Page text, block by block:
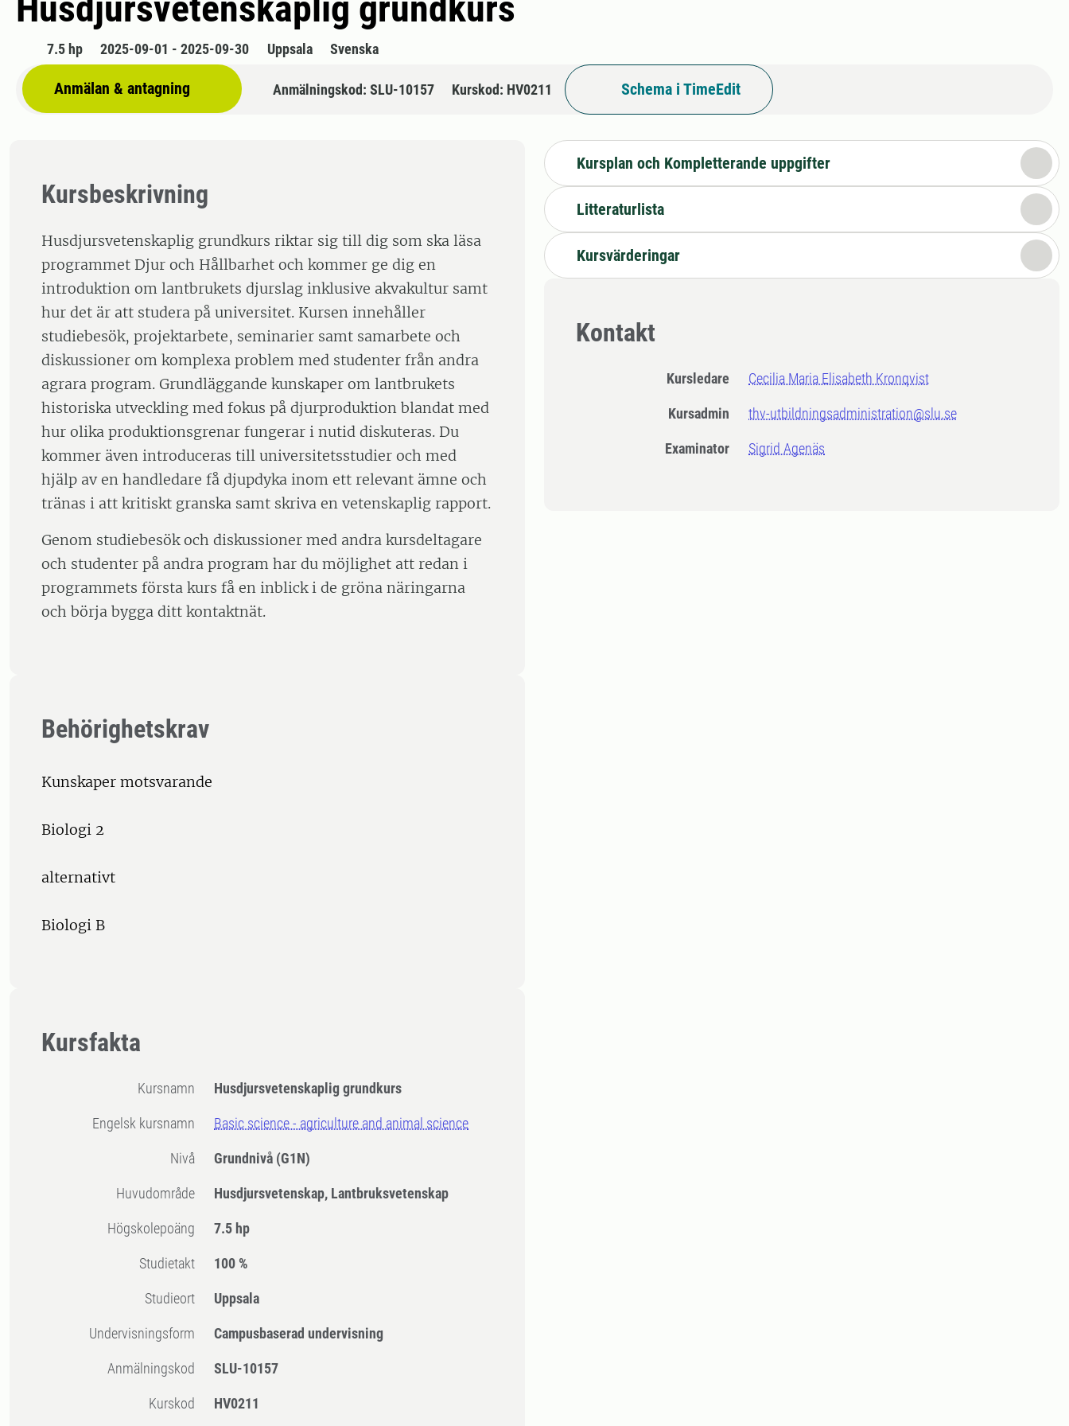
7.5 hp 2025-09-01 - 2025-09-30 Uppsala Svenska
Anmälan & antagning Anmälningskod: SLU-10157 Kurskod: HV0211 Schema i TimeEdit
Kursbeskrivning
Husdjursvetenskaplig grundkurs riktar sig till dig som ska läsa
programmet Djur och Hållbarhet och kommer ge dig en
introduktion om lantbrukets djurslag inklusive akvakultur samt
hur det är att studera på universitet. Kursen innehåller
studiebesök, projektarbete, seminarier samt samarbete och
diskussioner om komplexa problem med studenter från andra
agrara program. Grundläggande kunskaper om lantbrukets
historiska utveckling med fokus på djurproduktion blandat med
hur olika produktionsgrenar fungerar i nutid diskuteras. Du
kommer även introduceras till universitetsstudier och med
hjälp av en handledare få djupdyka inom ett relevant ämne och
tränas i att kritiskt granska samt skriva en vetenskaplig rapport.
Genom studiebesök och diskussioner med andra kursdeltagare
och studenter på andra program har du möjlighet att redan i
programmets första kurs få en inblick i de gröna näringarna
och börja bygga ditt kontaktnät.
Behörighetskrav
Kunskaper motsvarande
Biologi 2
alternativt
Biologi B
Kursfakta
Kursnamn Husdjursvetenskaplig grundkurs
Engelsk kursnamn Basic science - agriculture and animal science
Nivå Grundnivå (G1N)
Huvudområde Husdjursvetenskap, Lantbruksvetenskap
högskolepoäng 7.5 hp
Studietakt 100 %
Studieort Uppsala
Undervisningsform Campusbaserad undervisning
Anmälningskod SLU-10157
Kurskod HV0211
Kursplan och Kompletterande uppgifter
Litteraturlista
Kursvärderingar
Kontakt
Kursledare Cecilia Maria Elisabeth Kronqvist
Kursadmin thv-utbildningsadministration@slu.se
Examinator Sigrid Agenäs